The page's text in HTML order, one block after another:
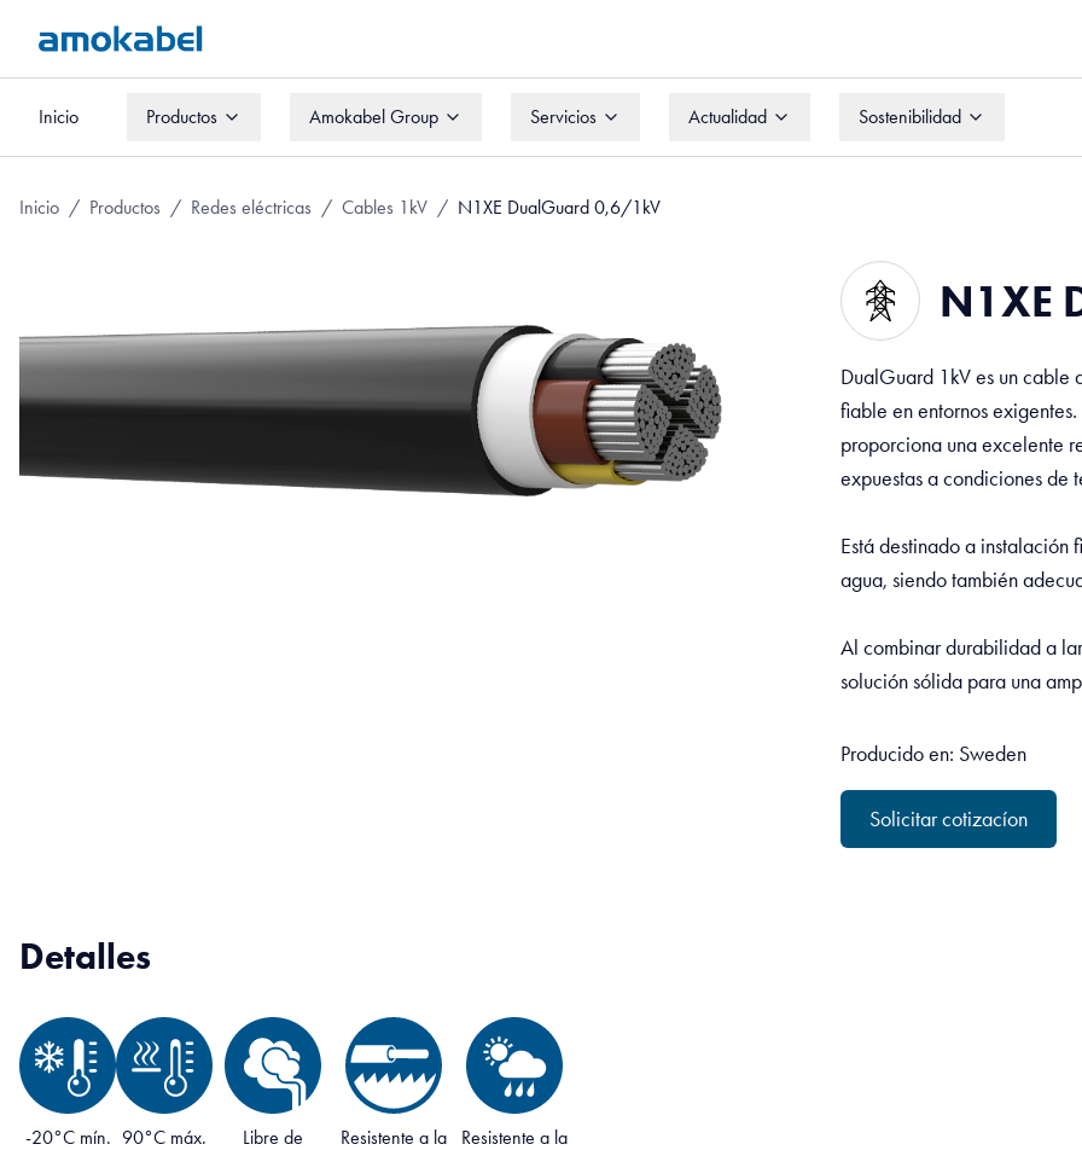
Inicio Productos Amokabel Group Servicios Actualidad Sostenibilidad
Productos
Inicio / Productos / Redes eléctricas / Cables 1kV / N1XE DualGuard 0,6/1kV
N1XE
DualGuard 1kV es un cable
fiable en entornos
proporciona una excelente
expuestas a condiciones de
Está destinado a
agua, siendo también
Al combinar durabilidad a
solución sólida para una
Producido en: Sweden
Solicitar cotizacíon
Detalles
-20°C mín. 90°C máx.
Libre de
Resistente a la
Resistente a la